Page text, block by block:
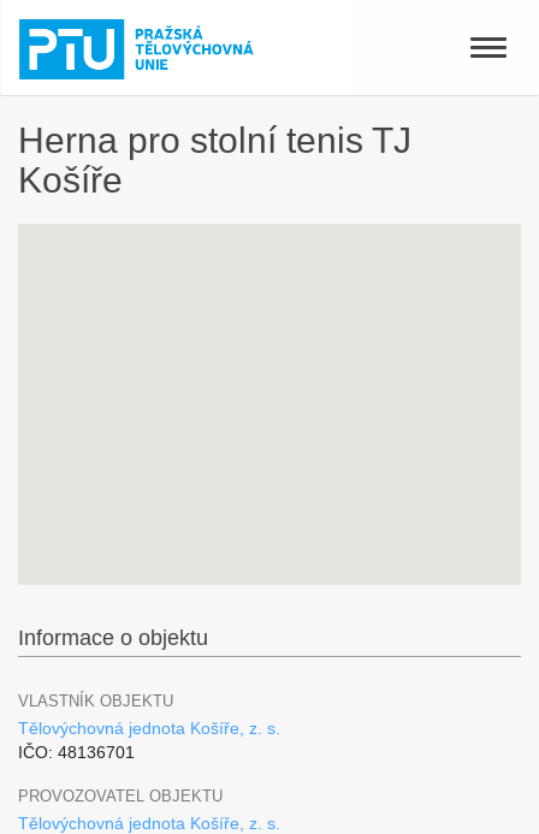
Toggle
Herna pro stolní tenis TJ
Košíře
Informace o objektu
VLASTNÍK OBJEKTU
Tělovýchovná jednota Košíře, z. s.
IČO: 48136701
PROVOZOVATEL OBJEKTU
Tělovýchovná jednota Košíře, z. s.